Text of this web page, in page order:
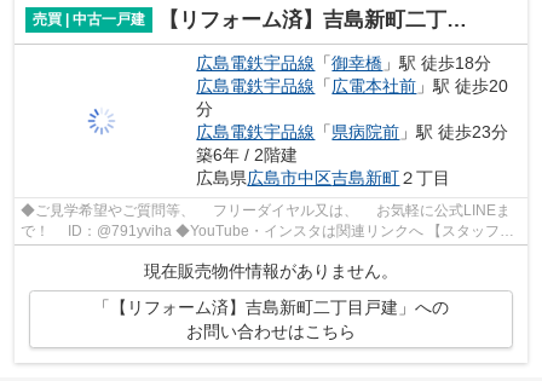
売買 | 中古一戸建 【リフォーム済】吉島新町二丁目戸建
広島電鉄宇品線 「御幸橋 」駅 徒歩18分
広島電鉄宇品線 「広電本社前 」駅 徒歩20
分
広島電鉄宇品線 「県病院前 」駅 徒歩23分
築6年 / 2階建
広島県広島市中区吉島新町２丁目
◆ご見学希望やご質問等、 フリーダイヤル又は、 お気軽に公式LINEま
で！ ID：@791yviha ◆YouTube・インスタは関連リンクへ 【スタッフお
現在販売物件情報がありません。
「【リフォーム済】吉島新町二丁目戸建」への
お問い合わせはこちら